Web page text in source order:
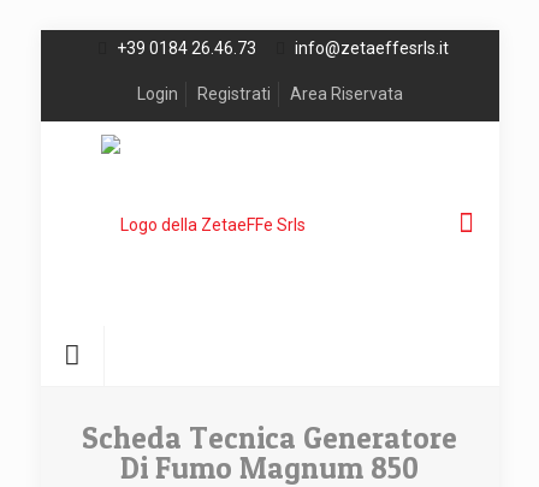
+39 0184 26.46.73 info@zetaeffesrls.it
Login Registrati Area Riservata
Scheda Tecnica Generatore
Di Fumo Magnum 850